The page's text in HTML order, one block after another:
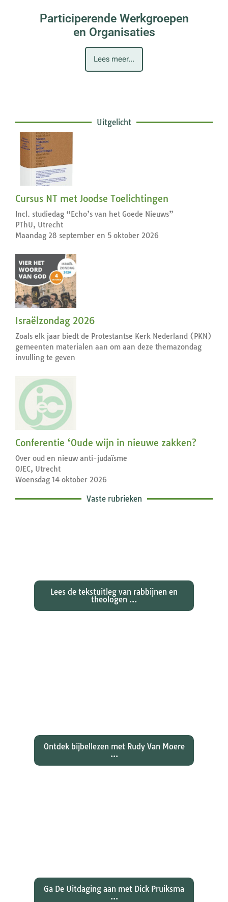
Participerende Werkgroepen
en Organisaties
Lees meer...
Uitgelicht
Cursus NT met Joodse Toelichtingen
Incl. studiedag “Echo’s van het Goede Nieuws”
PThU, Utrecht
Maandag 28 september en 5 oktober 2026
Israëlzondag 2026
Zoals elk jaar biedt de Protestantse Kerk Nederland (PKN)
gemeenten materialen aan om aan deze themazondag
invulling te geven
Conferentie ‘Oude wijn in nieuwe zakken?
Over oud en nieuw anti-judaïsme
OJEC, Utrecht
Woensdag 14 oktober 2026
Vaste rubrieken
Lees de tekstuitleg van rabbijnen en
theologen ...
Ontdek bijbellezen met Rudy Van Moere
...
Ga De Uitdaging aan met Dick Pruiksma
...